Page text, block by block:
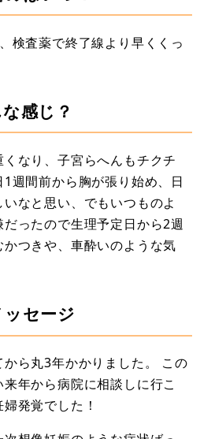
検査薬で終了線より早くくっ
感じ？
なり、子宮らへんもチクチ
週間前から胸が張り始め、日
なと思い、でもいつものよ
ったので生理予定日から2週
つきや、車酔いのような気
セージ
ら丸3年かかりました。 この
年から病院に相談しに行こ
発覚でした！